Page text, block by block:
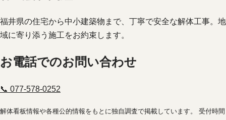
福井県の住宅から中小建築物まで、丁寧で安全な解体工事。地
域に寄り添う施工をお約束します。
お電話でのお問い合わせ
📞 077-578-0252
解体看板情報や各種公的情報をもとに独自調査で掲載しています。 受付時間